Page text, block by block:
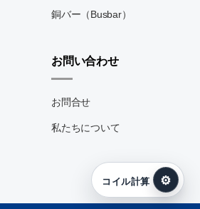
銅バー（Busbar）
お問い合わせ
お問合せ
私たちについて
コイル計算 ⚙